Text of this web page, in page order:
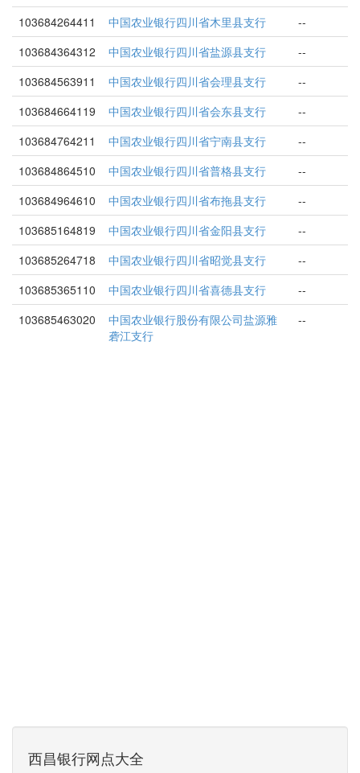
103684264411 中国农业银行四川省木里县支行
--
103684364312
中国农业银行四川省盐源县支行
--
103684563911
中国农业银行四川省会理县支行
--
103684664119
中国农业银行四川省会东县支行
--
103684764211
中国农业银行四川省宁南县支行
--
103684864510
中国农业银行四川省普格县支行
--
103684964610
中国农业银行四川省布拖县支行
--
103685164819
中国农业银行四川省金阳县支行
--
103685264718
中国农业银行四川省昭觉县支行
--
103685365110
中国农业银行四川省喜德县支行
--
103685463020
中国农业银行股份有限公司盐源雅
砻江支行
--
西昌银行网点大全